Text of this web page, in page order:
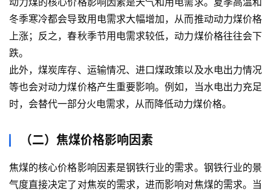
冬季寒冷都会导致用电需求大幅增加，从而推动动力煤价格
上涨；反之，春秋季节用电需求较低，动力煤价格往往会下
跌。
此外，煤炭库存、运输情况、进口煤政策以及水电出力情况
等也会对动力煤价格产生重要影响。例如，当水电出力充足
时，会替代一部分火电需求，从而降低动力煤价格。
（二）焦煤价格影响因素
焦煤的核心价格影响因素是钢铁行业的需求。钢铁行业的景
气度直接决定了对焦炭的需求，进而影响对焦煤的需求。当